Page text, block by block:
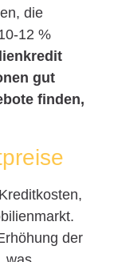
die
12 %
gut
finden,
der